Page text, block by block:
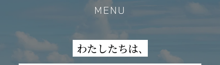
MENU
わたしたちは､